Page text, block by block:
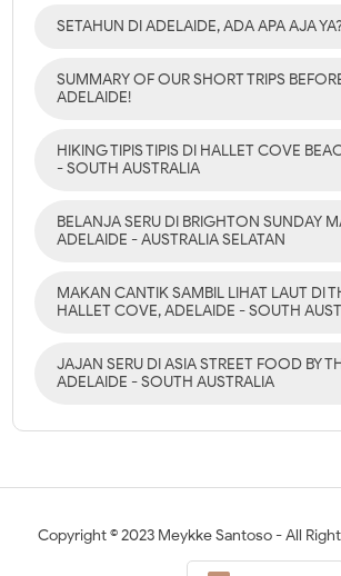
SETAHUN DI ADELAIDE, ADA APA AJA
SUMMARY OF OUR SHORT TRIPS
ADELAIDE!
HIKING TIPIS TIPIS DI HALLET COVE
- SOUTH AUSTRALIA
BELANJA SERU DI BRIGHTON SUNDAY
ADELAIDE - AUSTRALIA SELATAN
MAKAN CANTIK SAMBIL LIHAT LAUT DI
HALLET COVE, ADELAIDE - SOUTH
JAJAN SERU DI ASIA STREET FOOD BY
ADELAIDE - SOUTH AUSTRALIA
Copyright ©2023 Meykke Santoso- All